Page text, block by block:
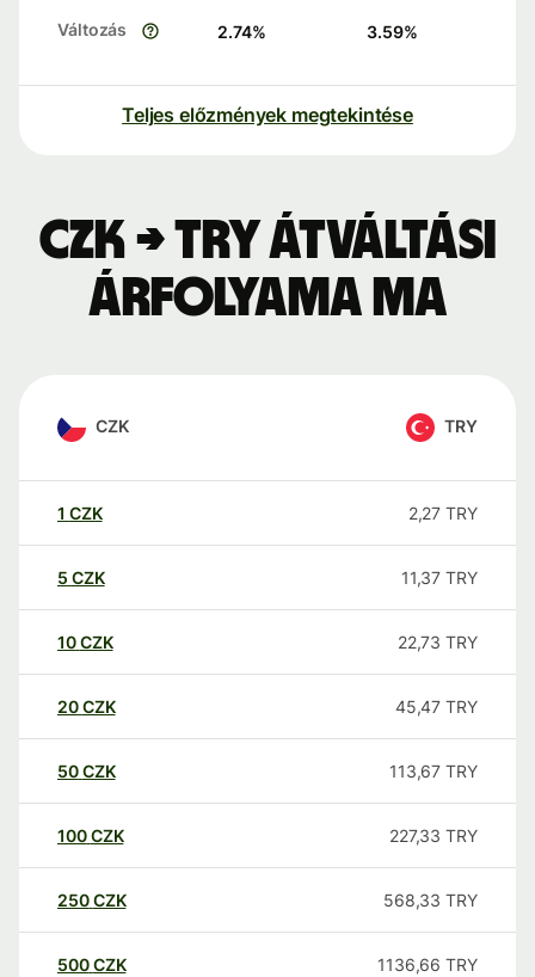
Változás 2.74% 3.59%
Teljes előzmények megtekintése
CZK → TRY átváltási
árfolyama ma
CZK TRY
1 CZK 2,27 TRY
5 CZK 11,37 TRY
10CZK 22,73 TRY
20CZK 45,47 TRY
50CZK 113,67 TRY
100CZK 227,33 TRY
250CZK 568,33 TRY
500CZK 1136,66 TRY